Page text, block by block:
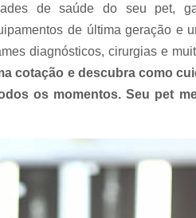
Exames
Exames
Exames Laboratoriais
Exame de Sangue
de saúde do seu pet,
de última geração e
diagnósticos, cirurgias e
cotação e descubra como
os momentos. Seu pet